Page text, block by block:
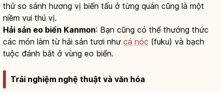
thử so sánh hương vị biến tấu ở từng quán cũng là một
niềm vui thú vị.
Hải sản eo biển Kanmon: Bạn cũng có thể thưởng thức
các món làm từ hải sản tươi như cá nóc (fuku) và bạch
tuộc đánh bắt ở vùng eo biển.
Trải nghiệm nghệ thuật và văn hóa